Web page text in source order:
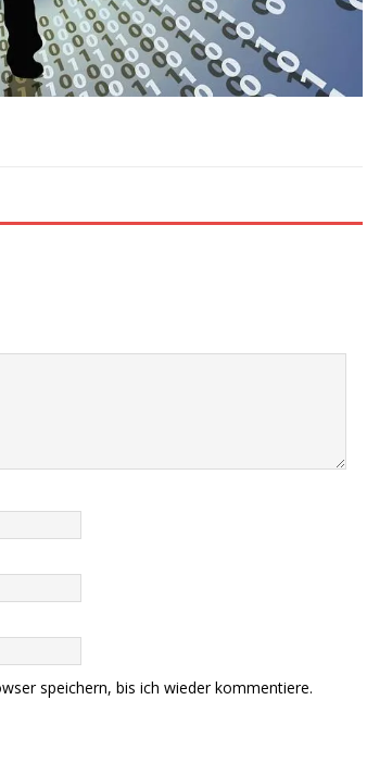
speichern, bis ich wieder kommentiere.